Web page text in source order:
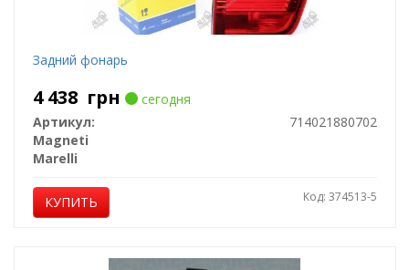
Задний фонарь
4 438 грн
сегодня
Артикул:
714021880702
Magneti
Marelli
КУПИТЬ Код: 374513-5